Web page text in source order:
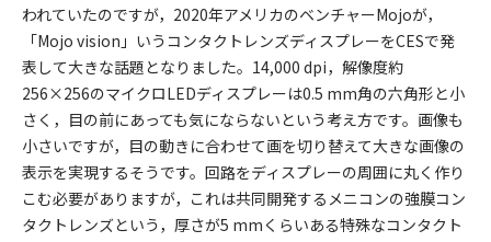
われていたのですが，2020年アメリカのベンチャーMojoが，
「Mojo vision」いうコンタクトレンズディスプレーをCESで発
表して大きな話題となりました。14,000 dpi，解像度約
256×256のマイクロLEDディスプレーは0.5 mm角の六角形と小
さく，目の前にあっても気にならないという考え方です。画像も
小さいですが，目の動きに合わせて画を切り替えて大きな画像の
表示を実現するそうです。回路をディスプレーの周囲に丸く作り
こむ必要がありますが，これは共同開発するメニコンの強膜コン
タクトレンズという，厚さが5 mmくらいある特殊なコンタクト